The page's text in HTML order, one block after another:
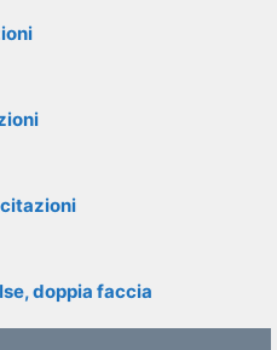
doppia faccia